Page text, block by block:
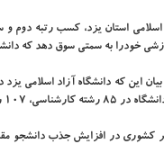
اسلامی استان یزد، كسب رتبه دوم
خودرا به سمتی سوق دهد كه
رشته دكتری مشغول به تحصیل هستند.